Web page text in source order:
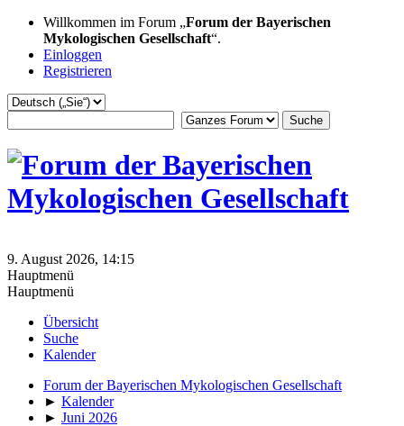
Willkommen im Forum „Forum der Bayerischen
Mykologischen Gesellschaft“.
Einloggen
Registrieren
9. August 2026, 14:15
Hauptmenü
Hauptmenü
Übersicht
Suche
Kalender
Forum der Bayerischen Mykologischen Gesellschaft
► Kalender
► Juni 2026